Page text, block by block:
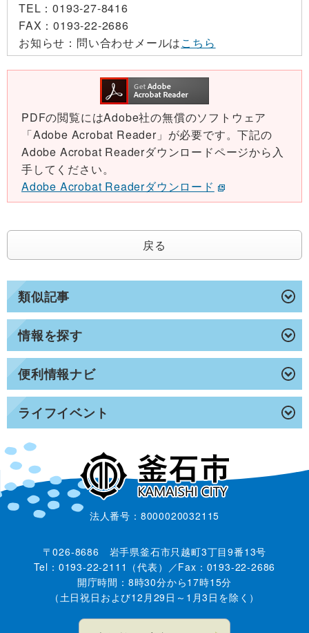
類似記事
情報を探す
便利情報ナビ
ライフイベント
TEL：0193-27-8416
FAX：0193-22-2686
お知らせ： 問い合わせメールはこちら
PDFの閲覧にはAdobe社の無償のソフトウェア
「Adobe Acrobat Reader」が必要です。下記の
Adobe Acrobat Readerダウンロードページから入
手してください。
Adobe Acrobat Readerダウンロード
戻る
法人番号：8000020032115
〒026-8686 岩手県釜石市只越町3丁目9番13号
Tel：0193-22-2111（代表）／Fax：0193-22-2686
開庁時間：8時30分から17時15分
（土日祝日および12月29日～1月3日を除く）